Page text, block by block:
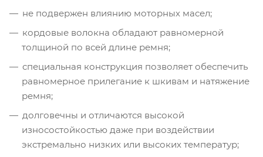
не подвержен влиянию моторных масел;
кордовые волокна обладают равномерной
толщиной по всей длине ремня;
специальная конструкция позволяет обеспечить
равномерное прилегание к шкивам и натяжение
ремня;
долговечны и отличаются высокой
износостойкостью даже при воздействии
экстремально низких или высоких температур;